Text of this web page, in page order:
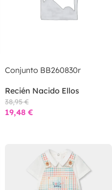
Conjunto BB260830r
Recién Nacido Ellos
38,95€
19,48 €